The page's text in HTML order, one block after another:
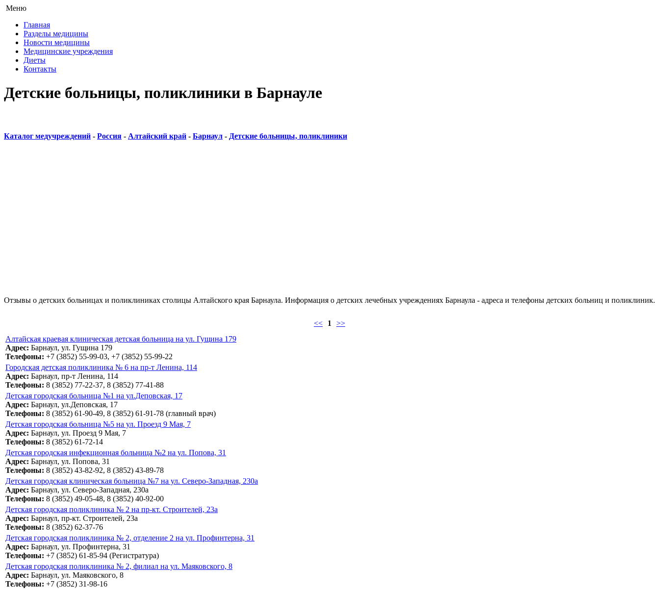
Меню
Главная
Разделы медицины
Новости медицины
Медицинские учреждения
Диеты
Контакты
Детские больницы, поликлиники в Барнауле
Каталог медучреждений - Россия - Алтайский край - Барнаул - Детские больницы, поликлиники
Отзывы о детских больницах и поликлиниках столицы Алтайского края Барнаула. Информация о детских лечебных учреждениях Барнаула - адреса и телефоны детских больниц и поликлиник.
<< 1 >>
Алтайская краевая клиническая детская больница на ул. Гущина 179
Адрес: Барнаул, ул. Гущина 179
Телефоны: +7 (3852) 55-99-03, +7 (3852) 55-99-22
Городская детская поликлиника № 6 на пр-т Ленина, 114
Адрес: Барнаул, пр-т Ленина, 114
Телефоны: 8 (3852) 77-22-37, 8 (3852) 77-41-88
Детская городская больница №1 на ул.Деповская, 17
Адрес: Барнаул, ул.Деповская, 17
Телефоны: 8 (3852) 61-90-49, 8 (3852) 61-91-78 (главный врач)
Детская городская больница №5 на ул. Проезд 9 Мая, 7
Адрес: Барнаул, ул. Проезд 9 Мая, 7
Телефоны: 8 (3852) 61-72-14
Детская городская инфекционная больница №2 на ул. Попова, 31
Адрес: Барнаул, ул. Попова, 31
Телефоны: 8 (3852) 43-82-92, 8 (3852) 43-89-78
Детская городская клиническая больница №7 на ул. Северо-Западная, 230а
Адрес: Барнаул, ул. Северо-Западная, 230а
Телефоны: 8 (3852) 49-05-48, 8 (3852) 40-92-00
Детская городская поликлиника № 2 на пр-кт. Строителей, 23а
Адрес: Барнаул, пр-кт. Строителей, 23а
Телефоны: 8 (3852) 62-37-76
Детская городская поликлиника № 2, отделение 2 на ул. Профинтерна, 31
Адрес: Барнаул, ул. Профинтерна, 31
Телефоны: +7 (3852) 61-85-94 (Регистратура)
Детская городская поликлиника № 2, филиал на ул. Маяковского, 8
Адрес: Барнаул, ул. Маяковского, 8
Телефоны: +7 (3852) 31-98-16